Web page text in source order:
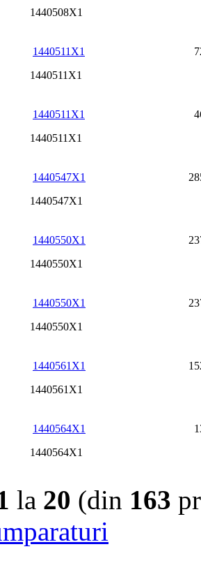
1440508X1
1440511X1
1440511X1
1440511X1
1440511X1
1440547X1
1440547X1
1440550X1
1440550X1
1440550X1
1440550X1
1440561X1
1440561X1
1440564X1
1440564X1
la 20 (din 163